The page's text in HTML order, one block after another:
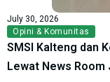
July 30, 2026
Opini & Komunitas
SMSI Kalteng dan
Lewat News Room